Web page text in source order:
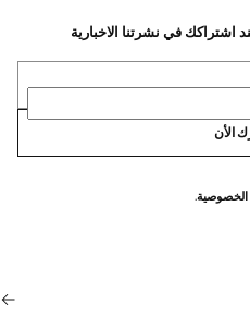
الأن
.